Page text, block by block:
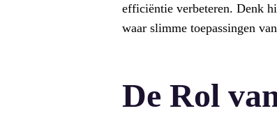
efficiëntie verbeteren. Denk
waar slimme toepassingen
De Rol